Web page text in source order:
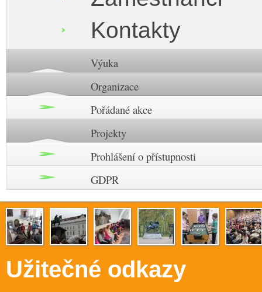
Kontakty
Výuka
Organizace
Pořádané akce
Projekty
Prohlášení o přístupnosti
GDPR
Užitečné odkazy